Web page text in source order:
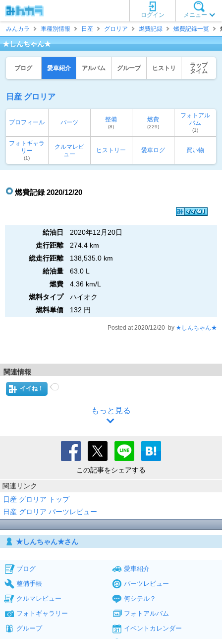
メニュー
ログイン
みんカラ
車種別情報 日産 グロリア 燃費記録 燃費記録一覧
★しんちゃん★
ブログ 愛車紹介 アルバム グループ ヒストリ
ラップ
タイム
日産 グロリア
プロフィール パーツ 整備
(8)
燃費
(229)
フォトアル
バム
(1)
フォトギャラ
リー
(1)
クルマレビ
ュー
ヒストリー 愛車ログ 買い物
燃費記録 2020/12/20
給油日
2020年12月20日
走行距離
274.4 km
総走行距離
138,535.0 km
給油量
63.0 L
燃費
4.36 km/L
燃料タイプ
ハイオク
燃料単価
132 円
Posted at 2020/12/20 by ★しんちゃん★
関連情報
イイね！
もっと見る
この記事をシェアする
関連リンク
日産 グロリア トップ
日産 グロリア パーツレビュー
★しんちゃん★さん
ブログ
愛車紹介
整備手帳
パーツレビュー
クルマレビュー
何シテル？
フォトギャラリー
フォトアルバム
グループ
イベントカレンダー